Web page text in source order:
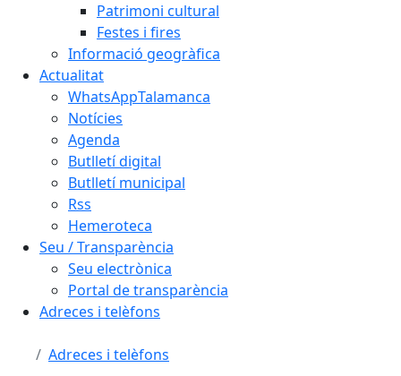
Patrimoni cultural
Festes i fires
Informació geogràfica
Actualitat
WhatsAppTalamanca
Notícies
Agenda
Butlletí digital
Butlletí municipal
Rss
Hemeroteca
Seu / Transparència
Seu electrònica
Portal de transparència
Adreces i telèfons
Adreces i telèfons